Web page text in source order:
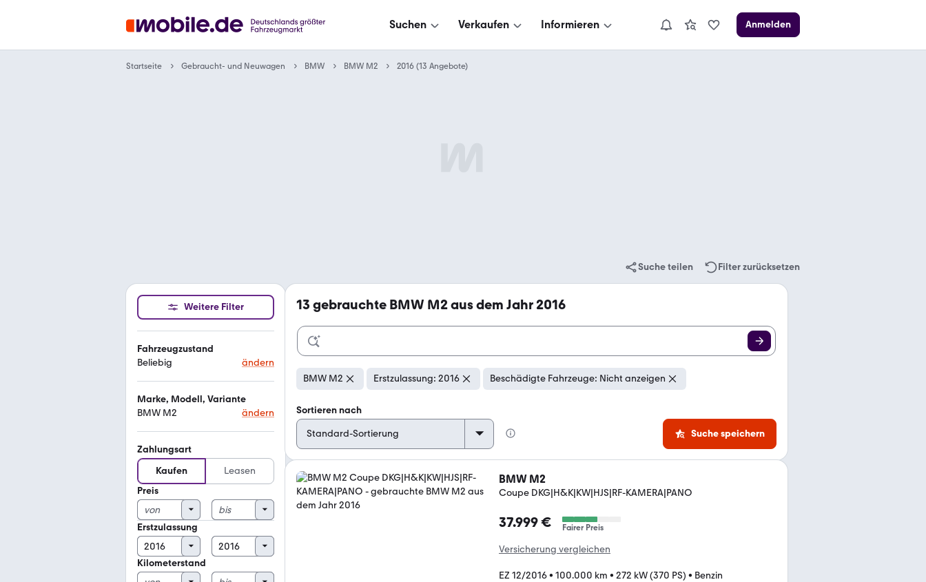
Suchen Verkaufen Informieren Anmelden
Startseite Gebraucht- und Neuwagen BMW BMW M2 2016 (13 Angebote)
Suche teilen Filter zurücksetzen
Weitere Filter
Fahrzeugzustand
Beliebig
ändern
Marke, Modell, Variante
BMW M2
ändern
Zahlungsart
Kaufen
Leasen
Preis
Erstzulassung
Kilometerstand
13 gebrauchte BMW M2 aus dem Jahr 2016
BMW M2 Erstzulassung: 2016 Beschädigte Fahrzeuge: Nicht anzeigen
Sortieren nach
Suche speichern
BMW M2
Coupe DKG|H&K|KW|HJS|RF-KAMERA|PANO
37.999 € Fairer Preis
Versicherung vergleichen
EZ 12/2016• 100.000 km • 272 kW (370 PS) • Benzin